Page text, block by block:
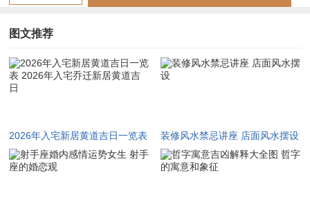
破、月破及诸般不吉之日，谨择丙午年上等入宅吉辰如下。此择
选之录，皆以黄道吉日为基，辅以神煞星曜与干支生克之测算，
务求每一条皆有凭据、每一日皆合义理。
值天德黄道大吉星临位，天德者上天庇佑之德，主贵人临门，万
事顺遂，星宿值位亦佳，宜移徙，入宅、安床，祭祀诸事。此日
冲羊煞东，属羊者当避之勿用；若家主生肖非羊，则此日入宅可
图文推荐
2026年入宅新居黄道吉日一览表
2026年入宅乔迁新居黄道吉日
装修风水禁忌讲座 店面风水摆设